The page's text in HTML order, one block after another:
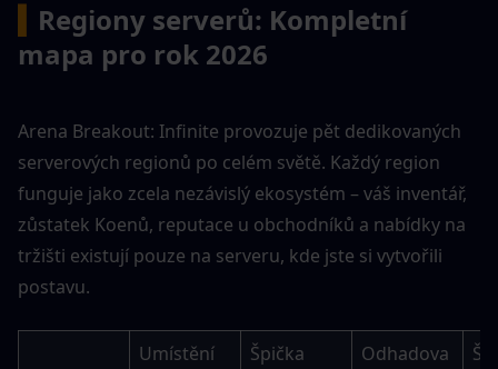
Regiony serverů: Kompletní
mapa pro rok 2026
Arena Breakout: Infinite provozuje pět dedikovaných
serverových regionů po celém světě. Každý region
funguje jako zcela nezávislý ekosystém – váš inventář,
zůstatek Koenů, reputace u obchodníků a nabídky na
tržišti existují pouze na serveru, kde jste si vytvořili
postavu.
Umístění
Špička
Odhadova